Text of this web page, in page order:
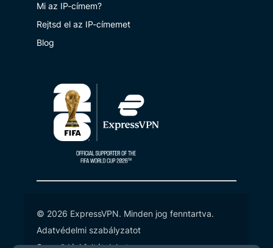
Mi az IP-címem?
Rejtsd el az IP-címemet
Blog
© 2026 ExpressVPN. Minden jog fenntartva.
Adatvédelmi szabályzatot